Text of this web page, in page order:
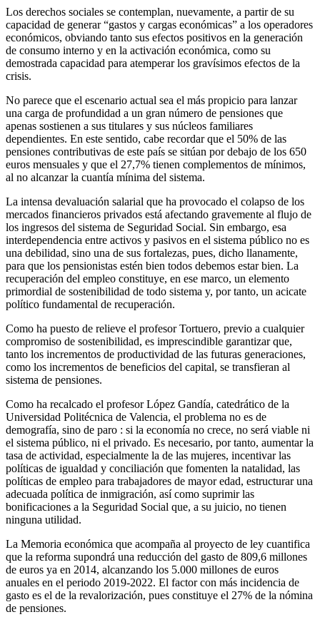
Los derechos sociales se contemplan, nuevamente, a partir de su
capacidad de generar “gastos y cargas económicas” a los operadores
económicos, obviando tanto sus efectos positivos en la generación
de consumo interno y en la activación económica, como su
demostrada capacidad para atemperar los gravísimos efectos de la
crisis.
No parece que el escenario actual sea el más propicio para lanzar
una carga de profundidad a un gran número de pensiones que
apenas sostienen a sus titulares y sus núcleos familiares
dependientes. En este sentido, cabe recordar que el 50% de las
pensiones contributivas de este país se sitúan por debajo de los 650
euros mensuales y que el 27,7% tienen complementos de mínimos,
al no alcanzar la cuantía mínima del sistema.
La intensa devaluación salarial que ha provocado el colapso de los
mercados financieros privados está afectando gravemente al flujo de
los ingresos del sistema de Seguridad Social. Sin embargo, esa
interdependencia entre activos y pasivos en el sistema público no es
una debilidad, sino una de sus fortalezas, pues, dicho llanamente,
para que los pensionistas estén bien todos debemos estar bien. La
recuperación del empleo constituye, en ese marco, un elemento
primordial de sostenibilidad de todo sistema y, por tanto, un acicate
político fundamental de recuperación.
Como ha puesto de relieve el profesor Tortuero, previo a cualquier
compromiso de sostenibilidad, es imprescindible garantizar que,
tanto los incrementos de productividad de las futuras generaciones,
como los incrementos de beneficios del capital, se transfieran al
sistema de pensiones.
Como ha recalcado el profesor López Gandía, catedrático de la
Universidad Politécnica de Valencia, el problema no es de
demografía, sino de paro : si la economía no crece, no será viable ni
el sistema público, ni el privado. Es necesario, por tanto, aumentar la
tasa de actividad, especialmente la de las mujeres, incentivar las
políticas de igualdad y conciliación que fomenten la natalidad, las
políticas de empleo para trabajadores de mayor edad, estructurar una
adecuada política de inmigración, así como suprimir las
bonificaciones a la Seguridad Social que, a su juicio, no tienen
ninguna utilidad.
La Memoria económica que acompaña al proyecto de ley cuantifica
que la reforma supondrá una reducción del gasto de 809,6 millones
de euros ya en 2014, alcanzando los 5.000 millones de euros
anuales en el periodo 2019-2022. El factor con más incidencia de
gasto es el de la revalorización, pues constituye el 27% de la nómina
de pensiones.